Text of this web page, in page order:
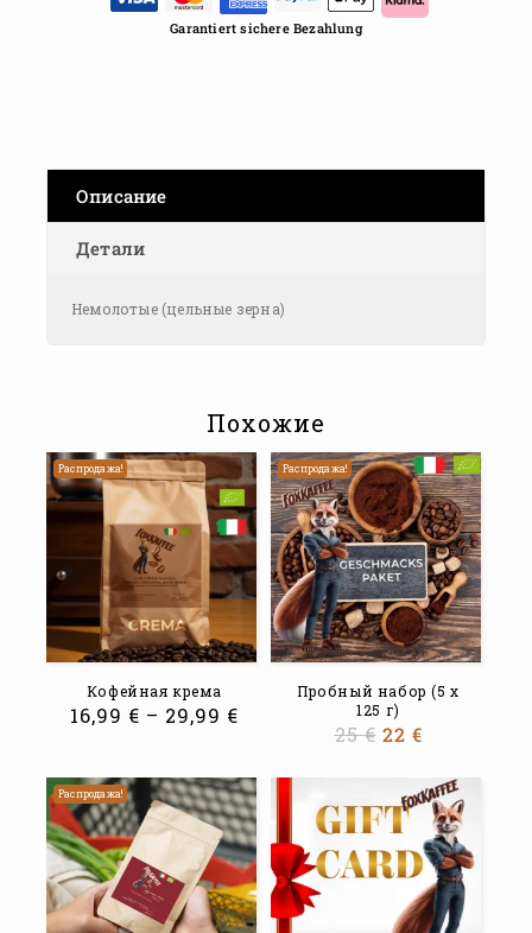
Garantiert sichere Bezahlung
Описание
Детали
Немолотые (цельные зерна)
Похожие
Распродажа!
Кофейная крема
16,99 € – 29,99 €
Распродажа!
Пробный набор (5 x
125 г)
25€ 22 €
Распродажа!